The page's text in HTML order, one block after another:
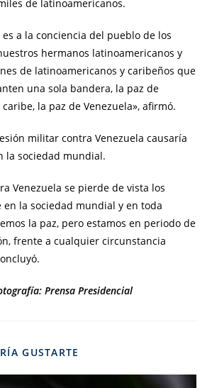
de latinoamericanos.
a la conciencia del pueblo de los
hermanos latinoamericanos y
de latinoamericanos y caribeños que
una sola bandera, la paz de
la paz de Venezuela», afirmó.
militar contra Venezuela causaría
la sociedad mundial.
Venezuela se pierde de vista los
la sociedad mundial y en toda
la paz, pero estamos en periodo de
frente a cualquier circunstancia
Prensa Presidencial
GUSTARTE